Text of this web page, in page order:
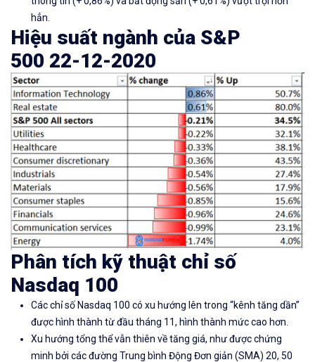
hẳn.
Hiệu suất ngành của S&P
500 22-12-2020
Phân tích kỹ thuật chỉ số
Nasdaq 100
Cácchỉ số Nasdaq 100 có xu hướng lên trong “kênh tăng dần”
được hình thành từ đầu tháng 11, hình thành mức cao hơn.
Xu hướng tổng thể vẫn thiên về tăng giá, như được chứng
minh bởi các đường Trung bình Động Đơn giản (SMA) 20, 50